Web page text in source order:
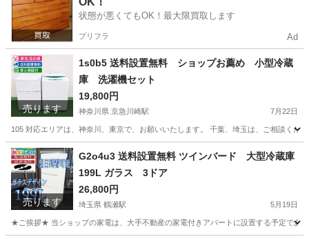
状態が悪くてもOK！最大限買取します
プリフラ Ad
売ります
1s0b5 送料設置無料 ショップお薦め 小型冷蔵
庫 洗濯機セット
19,800円
神奈川県 京急川崎駅 7月22日
105 対応エリアは、神奈川、東京で、お願いいたします。 千葉、埼玉は、ご相談く
神奈川 川崎市 京急川崎駅 生活家電 ショップ
売ります
G2o4u3 送料設置無料 ツインバード 大型冷蔵庫
199L ガラス 3ドア
26,800円
埼玉県 鶴瀬駅 5月19日
★ご挨拶★ 当ショップの家電は、大手不動産の家電付きアパートに設置する予定で